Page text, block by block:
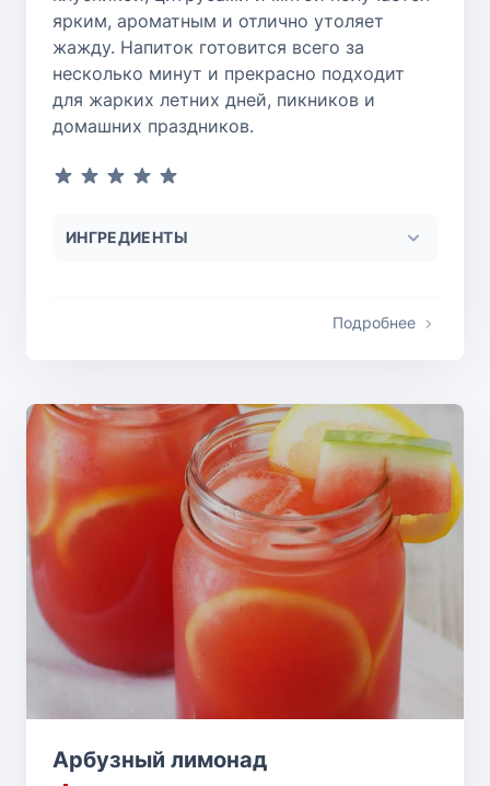
ярким, ароматным и отлично утоляет
жажду. Напиток готовится всего за
несколько минут и прекрасно подходит
для жарких летних дней, пикников и
домашних праздников.
ИНГРЕДИЕНТЫ
Подробнее
Арбузный лимонад